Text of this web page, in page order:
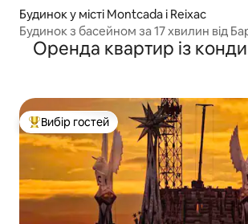
Будинок у місті Montcada i Reixac
Будинок з басейном за 17 хвилин від
Оренда квартир із
Топ вибір гостей
Вибір гостей